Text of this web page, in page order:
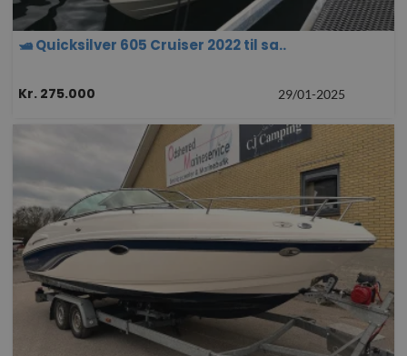
🛥️ Quicksilver 605 Cruiser 2022 til sa..
Kr. 275.000 29/01-2025